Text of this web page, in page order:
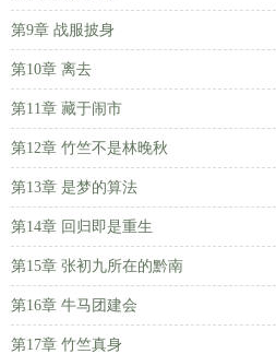
第9章 战服披身
第10章 离去
第11章 藏于闹市
第12章 竹竺不是林晚秋
第13章 是梦的算法
第14章 回归即是重生
第15章 张初九所在的黔南
第16章 牛马团建会
第17章 竹竺真身